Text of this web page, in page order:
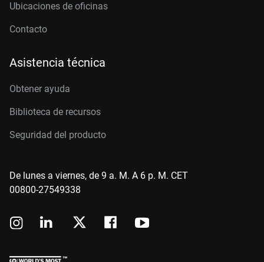
Ubicaciones de oficinas
Contacto
Asistencia técnica
Obtener ayuda
Biblioteca de recursos
Seguridad del producto
De lunes a viernes, de 9 a. M. A 6 p. M. CET
00800-27549338